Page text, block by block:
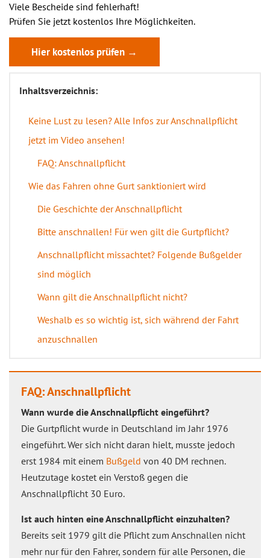
Viele Bescheide sind fehlerhaft!
Prüfen Sie jetzt kostenlos Ihre Möglichkeiten.
Hier kostenlos prüfen →
Inhaltsverzeichnis:
Keine Lust zu lesen? Alle Infos zur Anschnallpflicht
jetzt im Video ansehen!
FAQ: Anschnallpflicht
Wie das Fahren ohne Gurt sanktioniert wird
Die Geschichte der Anschnallpflicht
Bitte anschnallen! Für wen gilt die Gurtpflicht?
Anschnallpflicht missachtet? Folgende Bußgelder
sind möglich
Wann gilt die Anschnallpflicht nicht?
Weshalb es so wichtig ist, sich während der Fahrt
anzuschnallen
FAQ: Anschnallpflicht
Wann wurde die Anschnallpflicht eingeführt?
Die Gurtpflicht wurde in Deutschland im Jahr 1976
eingeführt. Wer sich nicht daran hielt, musste jedoch
erst 1984 mit einem Bußgeld von 40 DM rechnen.
Heutzutage kostet ein Verstoß gegen die
Anschnallpflicht 30 Euro.
Ist auch hinten eine Anschnallpflicht einzuhalten?
Bereits seit 1979 gilt die Pflicht zum Anschnallen nicht
mehr nur für den Fahrer, sondern für alle Personen, die